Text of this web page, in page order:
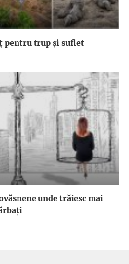
pentru trup și suflet
unde trăiesc mai